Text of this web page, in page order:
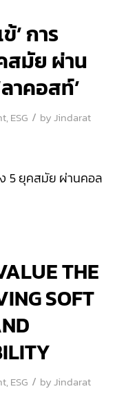
’ การ
สมัย ผ่าน
าคอสท์’
, ESG / byJindarat
ง 5 ยุคสมัย ผ่านคอล
THE
SOFT
, ESG / byJindarat